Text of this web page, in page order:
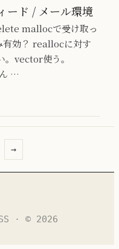
ード / メール環境
mallocで受け取っ
有効？ reallocに対す
vector使う。
…
→
· © 2026